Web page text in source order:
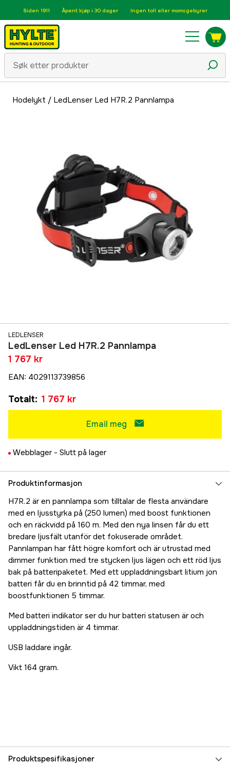
Siden 1911 Åpent kjøp i 30 dager Ingen toll eller momsgebyrer
Hodelykt / LedLenser Led H7R.2 Pannlampa
LEDLENSER
LedLenser Led H7R.2 Pannlampa
1 767 kr
EAN: 4029113739856
Totalt: 1 767 kr
Email meg
Webblager - Slutt på lager
Produktinformasjon
H7R.2 är en pannlampa som tilltalar de flesta användare
med en ljusstyrka på (250 lumen) med boost funktionen
och en räckvidd på 160 m. Med den nya linsen får du ett
bredare ljusfält utanför det fokuserade området.
Pannlampan har fått högre komfort och är utrustad med
dimmer funktion med tre stycken ljus lägen och ett röd ljus
bak på batteripaketet. Med ett uppladdningsbart litium jon
batteri får du en brinntid på 42 timmar, med
boostfunktionen 5 timmar.
Med batteri indikator ser du hur batteri statusen är och
uppladdningstiden är 4 timmar.
USB laddare ingår.
Vikt 164 gram.
Produktspesifikasjoner